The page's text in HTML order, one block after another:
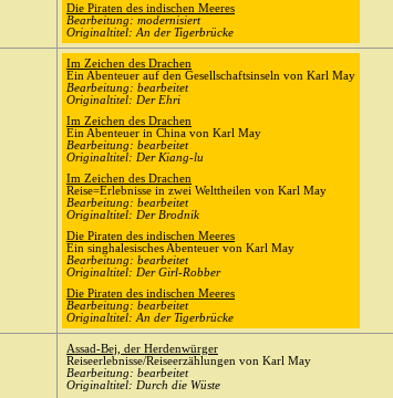
Die Piraten des indischen Meeres
Bearbeitung: modernisiert
Originaltitel: An der Tigerbrücke
Im Zeichen des Drachen
Ein Abenteuer auf den Gesellschaftsinseln von Karl May
Bearbeitung: bearbeitet
Originaltitel: Der Ehri
Im Zeichen des Drachen
Ein Abenteuer in China von Karl May
Bearbeitung: bearbeitet
Originaltitel: Der Kiang-lu
Im Zeichen des Drachen
Reise=Erlebnisse in zwei Welttheilen von Karl May
Bearbeitung: bearbeitet
Originaltitel: Der Brodnik
Die Piraten des indischen Meeres
Ein singhalesisches Abenteuer von Karl May
Bearbeitung: bearbeitet
Originaltitel: Der Girl-Robber
Die Piraten des indischen Meeres
Bearbeitung: bearbeitet
Originaltitel: An der Tigerbrücke
Assad-Bej, der Herdenwürger
Reiseerlebnisse/Reiseerzählungen von Karl May
Bearbeitung: bearbeitet
Originaltitel: Durch die Wüste